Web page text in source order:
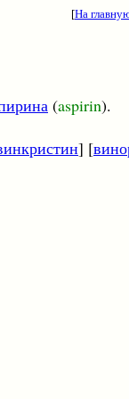
[На
(aspirin).
] [